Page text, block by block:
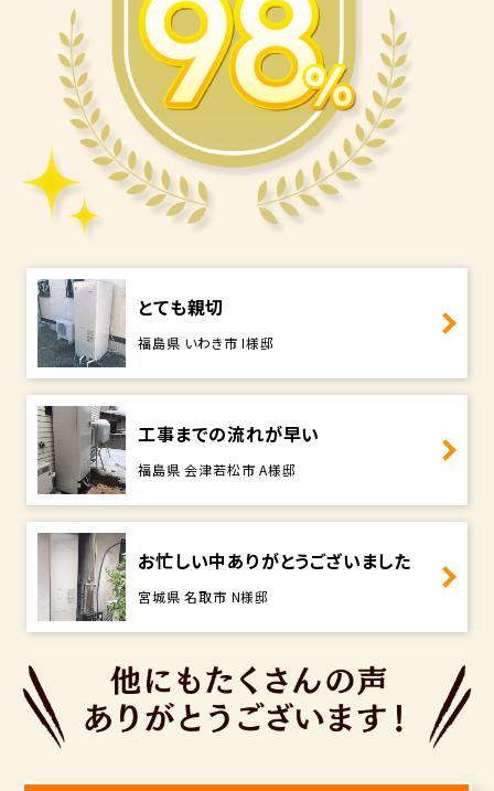
とても親切
福島県 いわき市 I様邸
工事までの流れが早い
福島県 会津若松市 A様邸
お忙しい中ありがとうございました
宮城県 名取市 N様邸